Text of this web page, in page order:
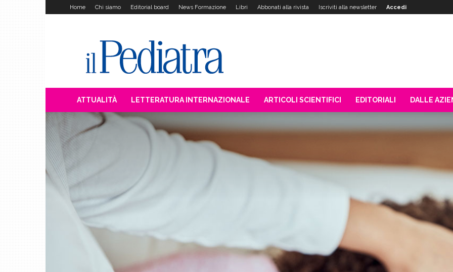
Home Chi siamo Editorial board News Formazione Libri Abbonati alla rivista Iscriviti alla newsletter Accedi
Pediatra
ATTUALITÀ LETTERATURA INTERNAZIONALE ARTICOLI SCIENTIFICI EDITORIALI DALLE